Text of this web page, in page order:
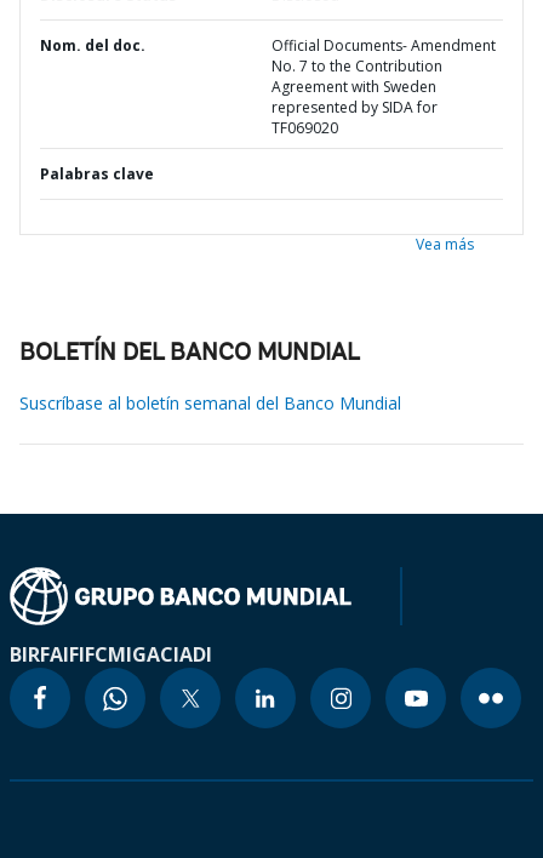
Nom. del doc.
Official Documents- Amendment
No. 7 to the Contribution
Agreement with Sweden
represented by SIDA for
TF069020
Palabras clave
Vea más
BOLETÍN DEL BANCO MUNDIAL
Suscríbase al boletín semanal del Banco Mundial
BIRFAIFIFCMIGACIADI